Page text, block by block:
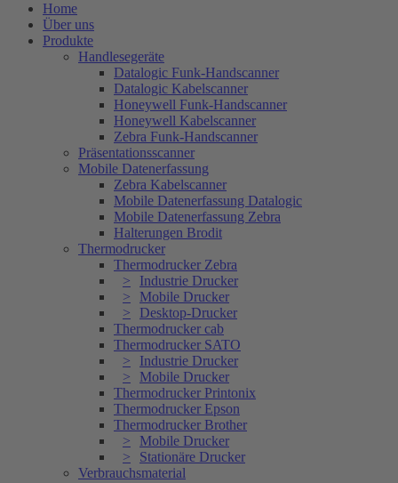
Home
Über uns
Produkte
Handlesegeräte
Datalogic Funk-Handscanner
Datalogic Kabelscanner
Honeywell Funk-Handscanner
Honeywell Kabelscanner
Zebra Funk-Handscanner
Präsentationsscanner
Mobile Datenerfassung
Zebra Kabelscanner
Mobile Datenerfassung Datalogic
Mobile Datenerfassung Zebra
Halterungen Brodit
Thermodrucker
Thermodrucker Zebra
Industrie Drucker
Mobile Drucker
Desktop-Drucker
Thermodrucker cab
Thermodrucker SATO
Industrie Drucker
Mobile Drucker
Thermodrucker Printonix
Thermodrucker Epson
Thermodrucker Brother
Mobile Drucker
Stationäre Drucker
Verbrauchsmaterial